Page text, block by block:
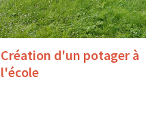
Création d'un potager à
l'école